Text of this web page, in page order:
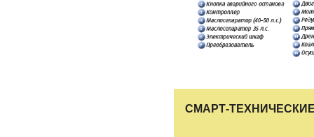
СМАРТ-